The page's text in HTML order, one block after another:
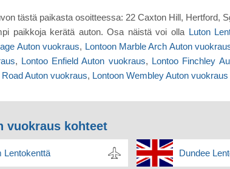
tästä paikasta osoitteessa: 22 Caxton Hill, Hertford,
paikkoja kerätä auton. Osa näistä voi olla Luton
Auton vuokraus, Lontoon Marble Arch Auton
, Lontoo Enfield Auton vuokraus, Lontoo Finchley
Auton vuokraus, Lontoon Wembley Auton vuokraus
vuokraus kohteet
Lentokenttä Dundee